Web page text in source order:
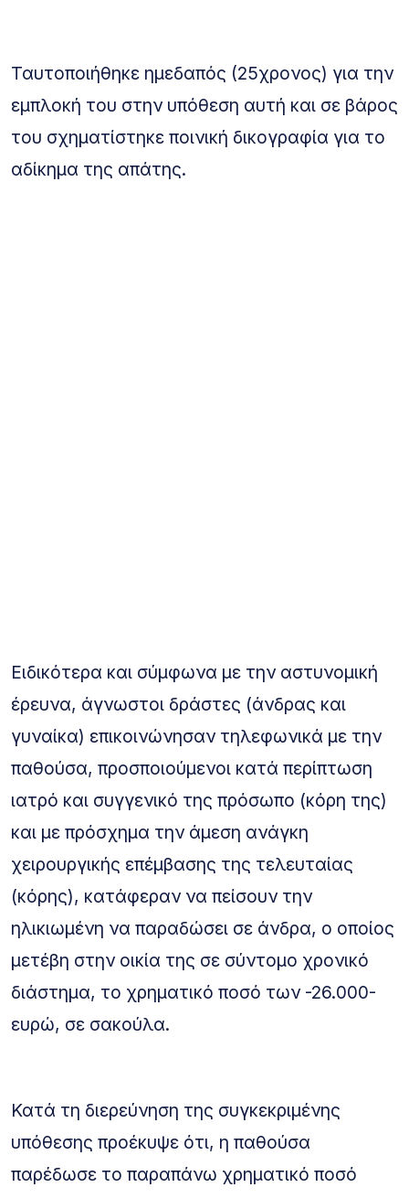
Ταυτοποιήθηκε ημεδαπός (25χρονος) για την
εμπλοκή του στην υπόθεση αυτή και σε βάρος
του σχηματίστηκε ποινική δικογραφία για το
αδίκημα της απάτης.
Ειδικότερα και σύμφωνα με την αστυνομική
έρευνα, άγνωστοι δράστες (άνδρας και
γυναίκα) επικοινώνησαν τηλεφωνικά με την
παθούσα, προσποιούμενοι κατά περίπτωση
ιατρό και συγγενικό της πρόσωπο (κόρη της)
και με πρόσχημα την άμεση ανάγκη
χειρουργικής επέμβασης της τελευταίας
(κόρης), κατάφεραν να πείσουν την
ηλικιωμένη να παραδώσει σε άνδρα, ο οποίος
μετέβη στην οικία της σε σύντομο χρονικό
διάστημα, το χρηματικό ποσό των -26.000-
ευρώ, σε σακούλα.
Κατά τη διερεύνηση της συγκεκριμένης
υπόθεσης προέκυψε ότι, η παθούσα
παρέδωσε το παραπάνω χρηματικό ποσό